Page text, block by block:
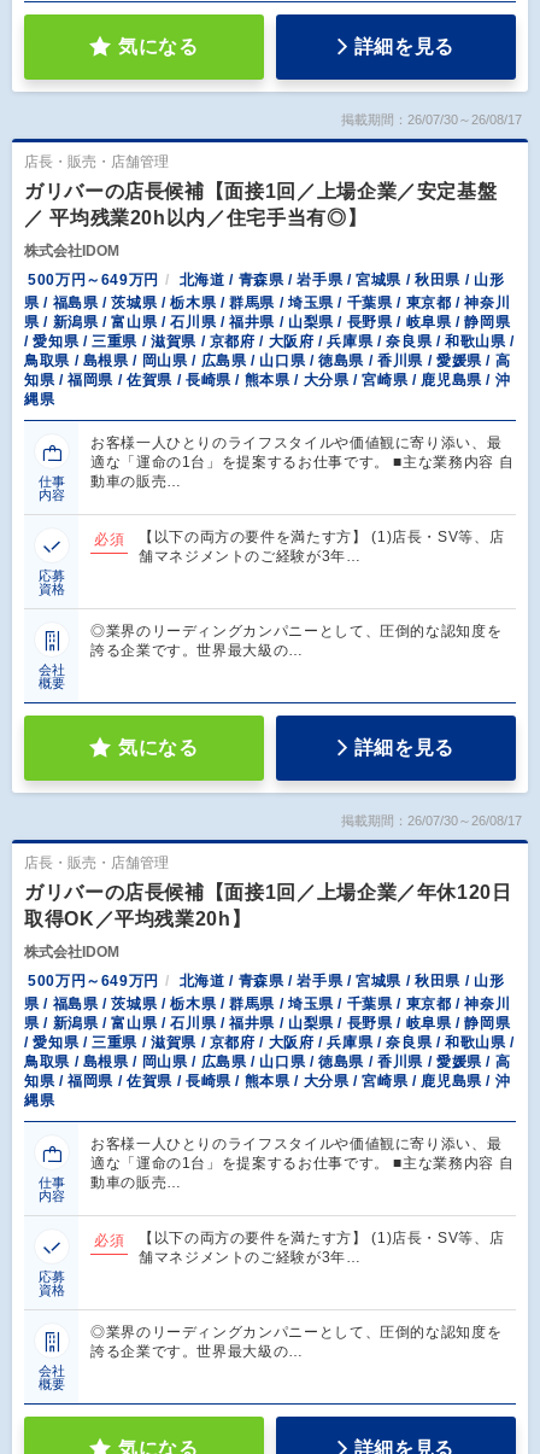
気になる 詳細を見る
掲載期間：26/07/30～26/08/17
店長・販売・店舗管理
ガリバーの店長候補【面接1回／上場企業／安定基盤
／ 平均残業20h以内／住宅手当有◎】
株式会社IDOM
500万円～649万円
北海道 / 青森県 / 岩手県 / 宮城県 / 秋田県 / 山形
県 / 福島県 / 茨城県 / 栃木県 / 群馬県 / 埼玉県 / 千葉県 / 東京都 / 神奈川
県 / 新潟県 / 富山県 / 石川県 / 福井県 / 山梨県 / 長野県 / 岐阜県 / 静岡県
/ 愛知県 / 三重県 / 滋賀県 / 京都府 / 大阪府 / 兵庫県 / 奈良県 / 和歌山県 /
鳥取県 / 島根県 / 岡山県 / 広島県 / 山口県 / 徳島県 / 香川県 / 愛媛県 / 高
知県 / 福岡県 / 佐賀県 / 長崎県 / 熊本県 / 大分県 / 宮崎県 / 鹿児島県 / 沖
縄県
仕事
内容
お客様一人ひとりのライフスタイルや価値観に寄り添い、最
適な「運命の1台」を提案するお仕事です。 ■主な業務内容 自
動車の販売…
応募
資格
必須
【以下の両方の要件を満たす方】 (1)店長・SV等、店
舗マネジメントのご経験が3年…
会社
概要
◎業界のリーディングカンパニーとして、圧倒的な認知度を
誇る企業です。世界最大級の…
気になる 詳細を見る
掲載期間：26/07/30～26/08/17
店長・販売・店舗管理
ガリバーの店長候補【面接1回／上場企業／年休120日
取得OK／平均残業20h】
株式会社IDOM
500万円～649万円
北海道 / 青森県 / 岩手県 / 宮城県 / 秋田県 / 山形
県 / 福島県 / 茨城県 / 栃木県 / 群馬県 / 埼玉県 / 千葉県 / 東京都 / 神奈川
県 / 新潟県 / 富山県 / 石川県 / 福井県 / 山梨県 / 長野県 / 岐阜県 / 静岡県
/ 愛知県 / 三重県 / 滋賀県 / 京都府 / 大阪府 / 兵庫県 / 奈良県 / 和歌山県 /
鳥取県 / 島根県 / 岡山県 / 広島県 / 山口県 / 徳島県 / 香川県 / 愛媛県 / 高
知県 / 福岡県 / 佐賀県 / 長崎県 / 熊本県 / 大分県 / 宮崎県 / 鹿児島県 / 沖
縄県
仕事
内容
お客様一人ひとりのライフスタイルや価値観に寄り添い、最
適な「運命の1台」を提案するお仕事です。 ■主な業務内容 自
動車の販売…
応募
資格
必須
【以下の両方の要件を満たす方】 (1)店長・SV等、店
舗マネジメントのご経験が3年…
会社
概要
◎業界のリーディングカンパニーとして、圧倒的な認知度を
誇る企業です。世界最大級の…
気になる 詳細を見る